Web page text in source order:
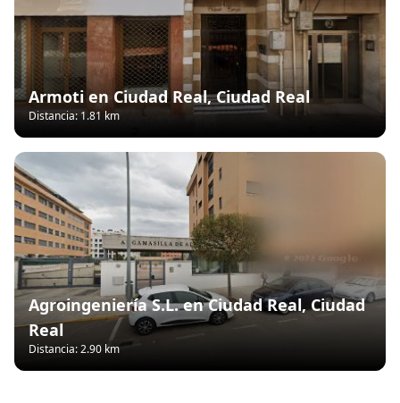
Armoti en Ciudad Real, Ciudad Real
Distancia: 1.81 km
Agroingeniería S.L. en Ciudad Real, Ciudad
Real
Distancia: 2.90 km